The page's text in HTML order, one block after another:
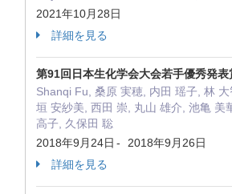
2021年10月28日
詳細を見る
第91回日本生化学会大会若手優秀発表
Shanqi Fu, 桑原 実穂, 内田 瑶子, 林
垣 安紗美, 西田 崇, 丸山 雄介, 池亀 美
高子, 久保田 聡
2018年9月24日 -
2018年9月26日
詳細を見る